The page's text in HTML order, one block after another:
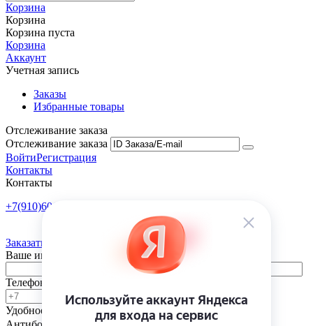
Корзина
Корзина
Корзина пуста
Корзина
Аккаунт
Учетная запись
Заказы
Избранные товары
Отслеживание заказа
Отслеживание заказа
ВойтиРегистрация
Контакты
Контакты
+7(910)601-10-10
Заказать обратный звонок
Ваше имя
Телефон
Удобное время
-